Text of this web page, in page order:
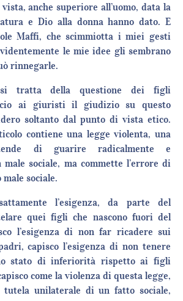
anche superiore all’uomo, data la
e Dio alla donna hanno dato. E
Maffi, che scimmiotta i miei gesti
le mie idee gli sembrano
rinnegarle.
si tratta della questione dei figli
ai giuristi il giudizio su questo
soltanto dal punto di vista etico.
contiene una legge violenta, una
di guarire radicalmente e
sociale, ma commette l’errore di
sociale.
l’esigenza, da parte del
quei figli che nascono fuori del
l’esigenza di non far ricadere sui
capisco l’esigenza di non tenere
stato di inferiorità rispetto ai figli
come la violenza di questa legge,
unilaterale di un fatto sociale,